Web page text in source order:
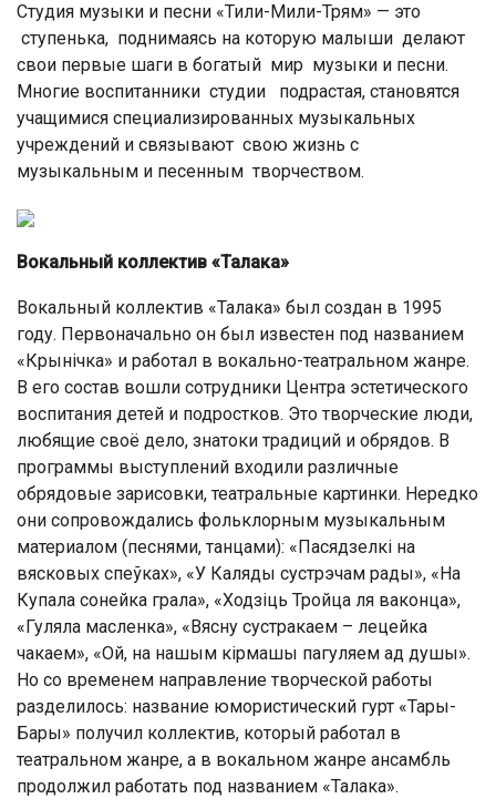
Студия музыки и песни «Тили-Мили-Трям» — это
ступенька, поднимаясь на которую малыши делают
свои первые шаги в богатый мир музыки и песни.
Многие воспитанники студии подрастая, становятся
учащимися специализированных музыкальных
учреждений и связывают свою жизнь с
музыкальным и песенным творчеством.
Вокальный коллектив «Талака»
Вокальный коллектив «Талака» был создан в 1995
году. Первоначально он был известен под названием
«Крынічка» и работал в вокально-театральном жанре.
В его состав вошли сотрудники Центра эстетического
воспитания детей и подростков. Это творческие люди,
любящие своё дело, знатоки традиций и обрядов. В
программы выступлений входили различные
обрядовые зарисовки, театральные картинки. Нередко
они сопровождались фольклорным музыкальным
материалом (песнями, танцами): «Пасядзелкі на
вясковых спеўках», «У Каляды сустрэчам рады», «На
Купала сонейка грала», «Ходзіць Тройца ля ваконца»,
«Гуляла масленка», «Вясну сустракаем – лецейка
чакаем», «Ой, на нашым кірмашы пагуляем ад душы».
Но со временем направление творческой работы
разделилось: название юмористический гурт «Тары-
Бары» получил коллектив, который работал в
театральном жанре, а в вокальном жанре ансамбль
продолжил работать под названием «Талака».